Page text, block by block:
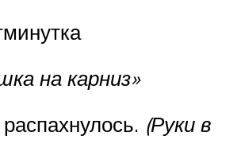
на карниз»
(Руки в